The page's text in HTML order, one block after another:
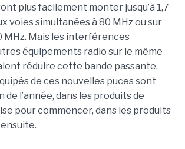
plus facilement monter jusqu’à 1,7
voies simultanées à 80 MHz ou sur
MHz. Mais les interférences
équipements radio sur le même
réduire cette bande passante.
de ces nouvelles puces sont
de l’année, dans les produits de
pour commencer, dans les produits